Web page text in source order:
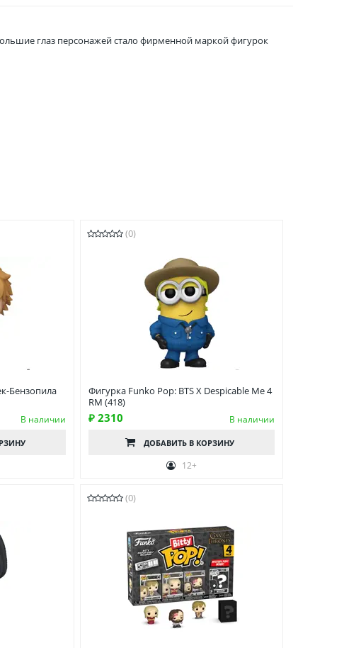
глаз персонажей стало фирменной маркой фигурок
Бензопила
В наличии
(0)
Фигурка Funko Pop: BTS X Despicable Me 4
RM (418)
₽ 2310 В наличии
ДОБАВИТЬ В КОРЗИНУ
12+
(0)